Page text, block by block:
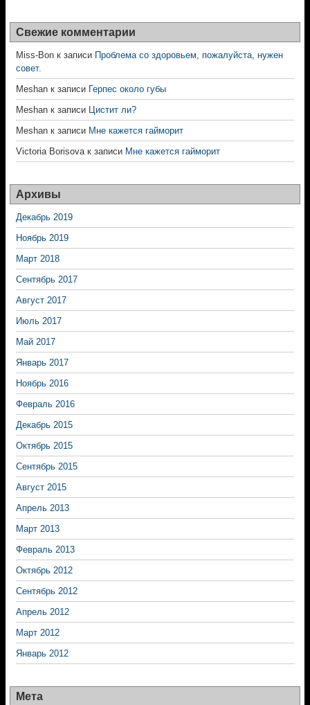
Свежие комментарии
Miss-Bon к записи Проблема со здоровьем, пожалуйста, нужен
совет.
Meshan к записи Герпес около губы
Meshan к записи Цистит ли?
Meshan к записи Мне кажется гайморит
Victoria Borisovaк записи Мне кажется гайморит
Архивы
Декабрь 2019
Ноябрь 2019
Март 2018
Сентябрь 2017
Август 2017
Июль 2017
Май 2017
Январь 2017
Ноябрь 2016
Февраль 2016
Декабрь 2015
Октябрь 2015
Сентябрь 2015
Август 2015
Апрель 2013
Март 2013
Февраль 2013
Октябрь 2012
Сентябрь 2012
Апрель 2012
Март 2012
Январь 2012
Мета